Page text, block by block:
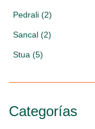
Pedrali (2)
Sancal (2)
Stua (5)
Categorías